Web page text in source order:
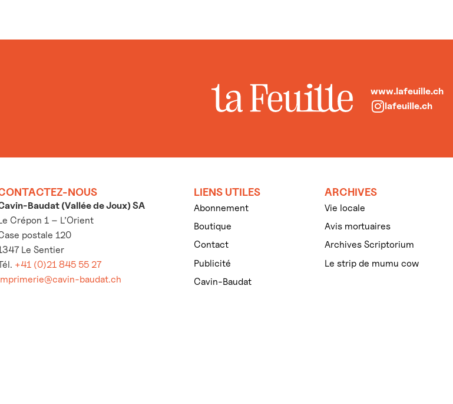
www.lafeuille.ch
lafeuille.ch
NOUS
Baudat (Vallée de Joux) SA
Crépon 1 – L’Orient
postale 120
Le Sentier
+41 (0)21 845 55 27
baudat.ch
LIENS UTILES
Abonnement
Boutique
Contact
Publicité
Cavin-Baudat
ARCHIVES
Vie locale
Avis mortuaires
Archives Scriptorium
Le strip de mumu cow